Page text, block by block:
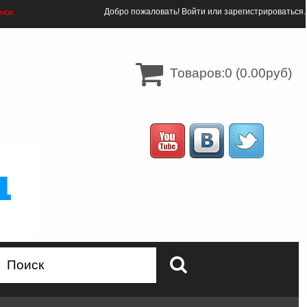
Добро пожаловать! Войти или зарегистрироваться.
Товаров:0 (0.00руб)